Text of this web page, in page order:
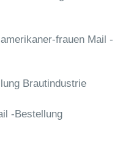
frauen Mail -
Brautindustrie
-Bestellung